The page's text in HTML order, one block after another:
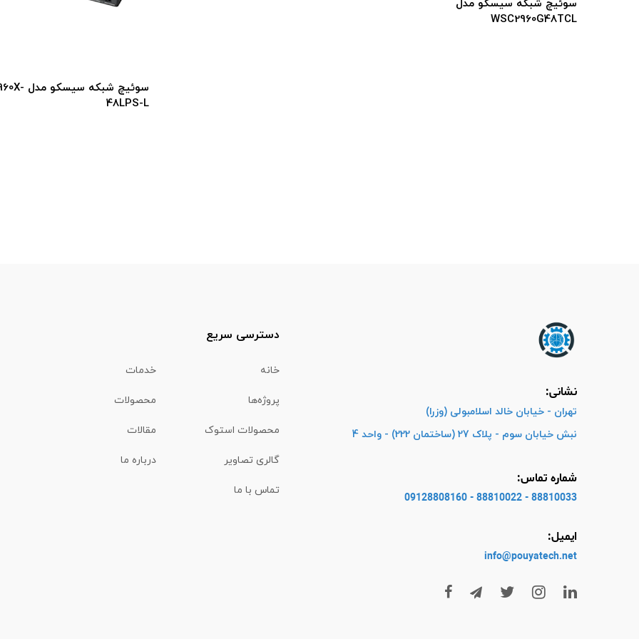
نشانی:
تهران - خیابان خالد اسلامبولی (وزرا)
نبش خیابان سوم - پلاک 27 (ساختمان 222) - واحد 4
شماره تماس:
88810033 - 88810022 - 09128808160
ایمیل:
info@pouyatech.net
دسترسی سریع
خانه خدمات
پروژه‌ها محصولات
محصولات استوک مقالات
گالری تصاویر درباره ما
تماس با ما